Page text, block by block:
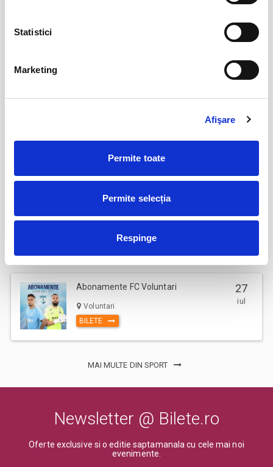
Statistici
Marketing
Afişare
Permite toate
Permite selecția
Respinge
03
iul
04
iul
Abonamente Politehnica Timisoara
iul
Abonamente FC Voluntari
Voluntari
BILETE
27
iul
MAI MULTE DIN SPORT
Newsletter @ Bilete.ro
Oferte exclusive si o editie saptamanala cu cele mai noi
evenimente.